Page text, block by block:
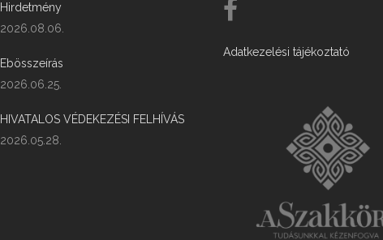
Hirdetmény
2026.08.06.
Ebösszeírás
2026.06.25.
HIVATALOS VÉDEKEZÉSI FELHÍVÁS
2026.05.28.
Adatkezelési tájékoztató